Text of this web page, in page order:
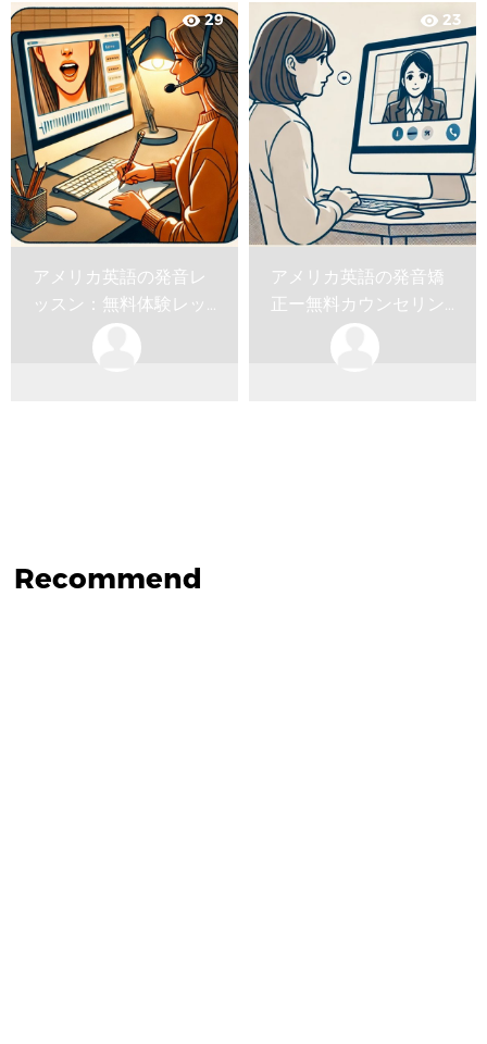
visibility29
アメリカ英語の発音レ
ッスン：無料体験レッ
スン20分ー苦手な音を
visibility 23
アメリカ英語の発音矯
正ー無料カウンセリン
Recommend